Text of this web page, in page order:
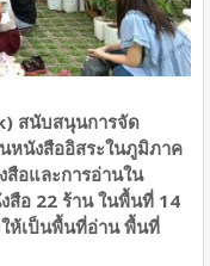
สนับสนุนการจัด
หนังสืออิสระในภูมิภาค
สือและการอ่านใน
สือ 22 ร้าน ในพื้นที่ 14
ห้เป็นพื้นที่อ่าน พื้นที่